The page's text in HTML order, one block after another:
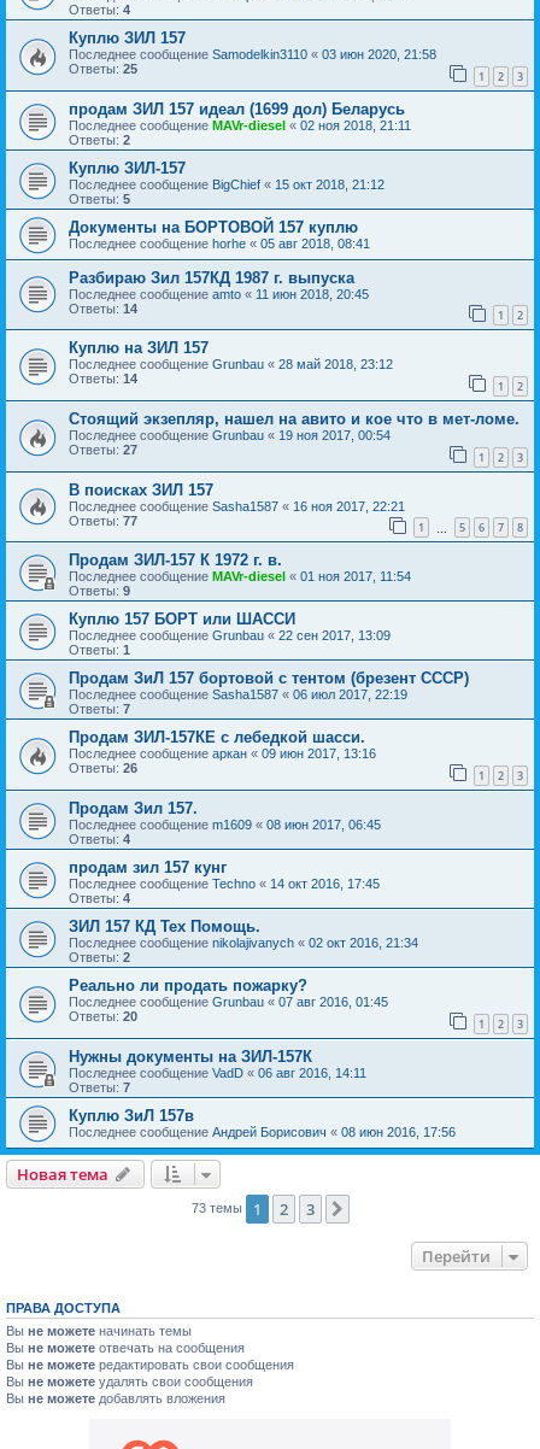
Ответы: 4
Куплю ЗИЛ 157
Последнее сообщение Samodelkin3110 « 03 июн 2020, 21:58
Ответы: 25 1 2 3
продам ЗИЛ 157 идеал (1699 дол) Беларусь
Последнее сообщение MAVr-diesel « 02 ноя 2018, 21:11
Ответы: 2
Куплю ЗИЛ-157
Последнее сообщение BigChief « 15 окт 2018, 21:12
Ответы: 5
Документы на БОРТОВОЙ 157 куплю
Последнее сообщение horhe « 05 авг 2018, 08:41
Разбираю Зил 157КД 1987 г. выпуска
Последнее сообщение amto « 11 июн 2018, 20:45
Ответы: 14 1 2
Куплю на ЗИЛ 157
Последнее сообщение Grunbau « 28 май 2018, 23:12
Ответы: 14 1 2
Стоящий экзепляр, нашел на авито и кое что в мет-ломе.
Последнее сообщение Grunbau « 19 ноя 2017, 00:54
Ответы: 27 1 2 3
В поисках ЗИЛ 157
Последнее сообщение Sasha1587 « 16 ноя 2017, 22:21
Ответы: 77 1 5 6 7 8
Продам ЗИЛ-157 К 1972 г. в.
Последнее сообщение MAVr-diesel « 01 ноя 2017, 11:54
Ответы: 9
Куплю 157 БОРТ или ШАССИ
Последнее сообщение Grunbau « 22 сен 2017, 13:09
Ответы: 1
Продам ЗиЛ 157 бортовой с тентом (брезент СССР)
Последнее сообщение Sasha1587 « 06 июл 2017, 22:19
Ответы: 7
Продам ЗИЛ-157КЕ с лебедкой шасси.
Последнее сообщение аркан « 09 июн 2017, 13:16
Ответы: 26 1 2 3
Продам Зил 157.
Последнее сообщение m1609 « 08 июн 2017, 06:45
Ответы: 4
продам зил 157 кунг
Последнее сообщение Techno « 14 окт 2016, 17:45
Ответы: 4
ЗИЛ 157 КД Тех Помощь.
Последнее сообщение nikolajivanych « 02 окт 2016, 21:34
Ответы: 2
Реально ли продать пожарку?
Последнее сообщение Grunbau « 07 авг 2016, 01:45
Ответы: 20 1 2 3
Нужны документы на ЗИЛ-157К
Последнее сообщение VadD « 06 авг 2016, 14:11
Ответы: 7
Куплю ЗиЛ 157в
Последнее сообщение Андрей Борисович « 08 июн 2016, 17:56
Новая тема
73 темы 1 2 3
Перейти
ПРАВА ДОСТУПА
Вы не можете начинать темы
Вы не можете отвечать на сообщения
Вы не можете редактировать свои сообщения
Вы не можете удалять свои сообщения
Вы не можете добавлять вложения